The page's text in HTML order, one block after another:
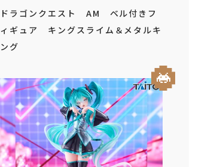
ドラゴンクエスト AM ベル付きフ
ィギュア キングスライム＆メタルキ
ング